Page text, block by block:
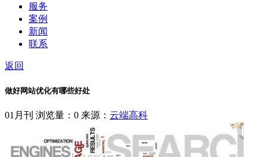
服务
案例
新闻
联系
返回
做好网站优化有哪些好处
01月刊 浏览量：0 来源： 云端高科